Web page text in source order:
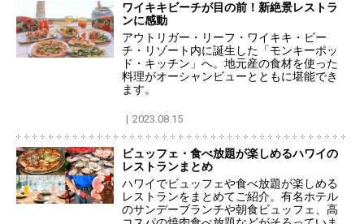
ワイキキビーチが目の前！新絶景レストラ
ンに感動
アウトリガー・リーフ・ワイキキ・ビー
チ・リゾート内に誕生した「モンキーポッ
ド・キッチン」へ。地元産の食材を使った
料理がオーシャンビューとともに堪能でき
ます。
2023.08.15
ビュッフェ・食べ放題が楽しめるハワイの
レストランまとめ
ハワイでビュッフェや食べ放題が楽しめる
レストランをまとめてご紹介。有名ホテル
のサンデーブランチや朝食ビュッフェ、高